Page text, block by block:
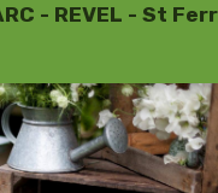
- REVEL - St